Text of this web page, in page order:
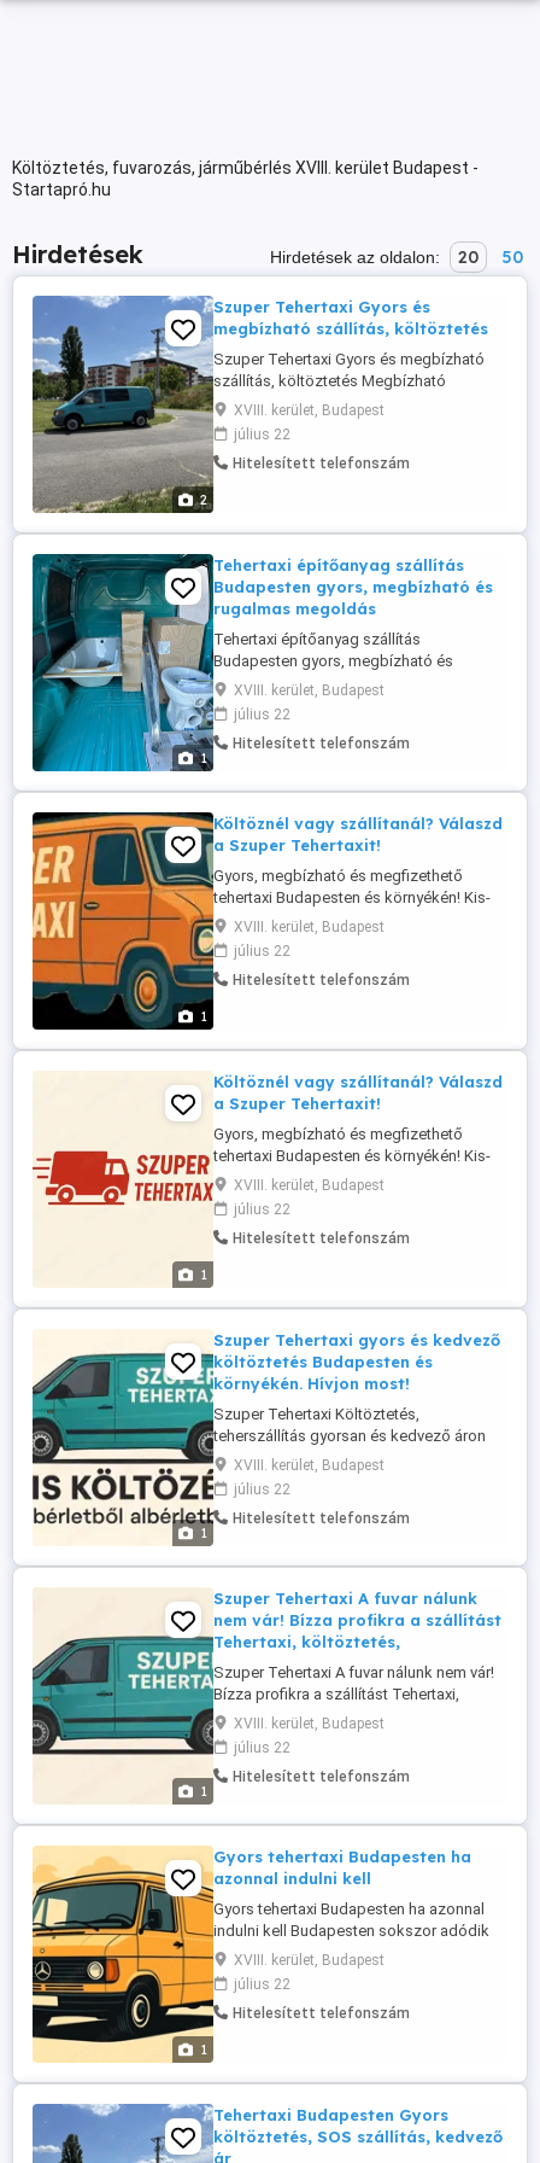
Költöztetés, fuvarozás, járműbérlés XVIII. kerület Budapest -
Startapró.hu
Hirdetések Hirdetések az oldalon: 20 50
2
Szuper Tehertaxi Gyors és
megbízható szállítás, költöztetés
Szuper Tehertaxi Gyors és megbízható
szállítás, költöztetés Megbízható
megoldást keresel szállításra vagy
költözésre? A Szuper Tehertaxi rugalmas,
gyors és megfizethető szolgáltatást kínál
Budapesten és környékén. Áruházi
XVIII. kerület, Budapest
július 22
Hitelesített telefonszám
1
Tehertaxi építőanyag szállítás
Budapesten gyors, megbízható és
rugalmas megoldás
Tehertaxi építőanyag szállítás
Budapesten gyors, megbízható és
rugalmas megoldás Az építkezések és
felújítások során az egyik legnagyobb
kihívás mindig az, hogyan juttassuk el az
építőanyagot a helyszínre. Legyen szó
nagyobb építkezésről, az anyagok
szállítása ...
XVIII. kerület, Budapest
július 22
Hitelesített telefonszám
1
Költöznél vagy szállítanál? Válaszd
a Szuper Tehertaxit!
Gyors, megbízható és megfizethető
tehertaxi Budapesten és környékén! Kis-
és nagyméretű szállítás Költöztetés
magánszemélyeknek és cégeknek
Bútorszállítás, lomtalanítás, IKEA-fuvar
Segítőkész sofőr és szükség esetén
minket: ...
XVIII. kerület, Budapest
július 22
Hitelesített telefonszám
1
Költöznél vagy szállítanál? Válaszd
a Szuper Tehertaxit!
Gyors, megbízható és megfizethető
tehertaxi Budapesten és környékén! Kis-
és nagyméretű szállítás Költöztetés
magánszemélyeknek és cégeknek
Bútorszállítás, lomtalanítás, IKEA-fuvar
Segítőkész sofőr és szükség esetén
minket: ...
XVIII. kerület, Budapest
július 22
Hitelesített telefonszám
1
Szuper Tehertaxi gyors és kedvező
költöztetés Budapesten és
környékén. Hívjon most!
Szuper Tehertaxi Költöztetés,
teherszállítás gyorsan és kedvező áron
Albérleti költözés, lomtalanítás, kisebb
fuvarok vagy akár egy hűtő, kanapé
szállítása? A Szuper Tehertaxi minden
helyzetben segít! Kis teherautó bérlés
nélkül. Hívjon hétvégén ...
XVIII. kerület, Budapest
július 22
Hitelesített telefonszám
1
Szuper Tehertaxi A fuvar nálunk
nem vár! Bízza profikra a szállítást
Tehertaxi, költöztetés,
Szuper Tehertaxi A fuvar nálunk nem vár!
Bízza profikra a szállítást Tehertaxi,
költöztetés, árufuvarozás egy helyen! Akár
egy bútort vinnél el, akár komplett lakást
költöztetnél mi tudjuk, hogyan csináljuk
gyorsan, biztonságosan és rejtett
tapasztalt sofőrrel ...
XVIII. kerület, Budapest
július 22
Hitelesített telefonszám
1
Gyors tehertaxi Budapesten ha
azonnal indulni kell
Gyors tehertaxi Budapesten ha azonnal
indulni kell Budapesten sokszor adódik
olyan helyzet, amikor nincs idő várni:
bútort vásárolsz az IKEA-ban, sürgősen
költöznöd kell, vagy egy áruházból
azonnal haza kell hozni valamit. Ilyenkor a
XVIII. kerület, Budapest
július 22
Hitelesített telefonszám
Tehertaxi Budapesten Gyors
költöztetés, SOS szállítás, kedvező
ár